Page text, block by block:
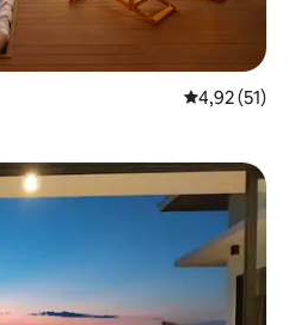
Gemiddelde
4,92 (51)